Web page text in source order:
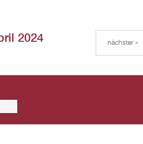
2024 nächster »